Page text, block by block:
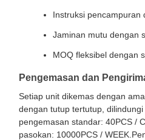
Instruksi pencampuran
Jaminan mutu dengan
MOQ fleksibel dengan
Pengemasan dan
Setiap unit dikemas dengan
dengan tutup tertutup,
pengemasan standar: 40PCS /
pasokan: 10000PCS /